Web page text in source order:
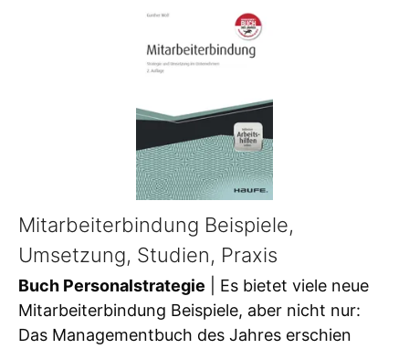
Mitarbeiterbindung Beispiele,
Umsetzung, Studien, Praxis
Buch Personalstrategie | Es bietet viele neue
Mitarbeiterbindung Beispiele, aber nicht nur:
Das Managementbuch des Jahres erschien